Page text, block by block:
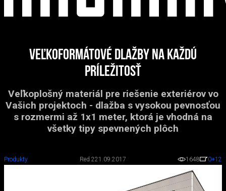
Veľkoformátové dlažby na každú
príležitosť
Veľkoplošný materiál pre riešenie exteriérov vo
Vašich projektoch - dlažba s vysokou pevnosťou
s rozmermi až 1x1 meter, ktorá je vhodná na
všetky tipy spevnených plôch
Produkty Red 221.09.2017 1648 0+12